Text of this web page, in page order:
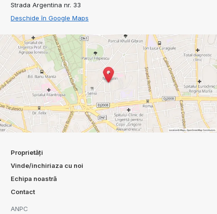
Strada Argentina nr. 33
Deschide în Google Maps
Proprietăți
Vinde/inchiriaza cu noi
Echipa noastră
Contact
ANPC